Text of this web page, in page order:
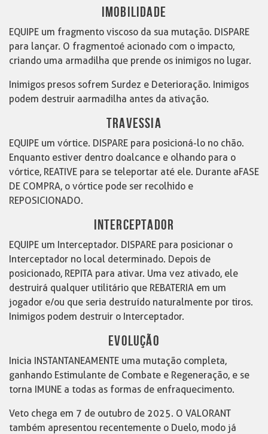
IMOBILIDADE
EQUIPE um fragmento viscoso da sua mutação. DISPARE
para lançar. O fragmentoé acionado com o impacto,
criando uma armadilha que prende os inimigos no lugar.
Inimigos presos sofrem Surdez e Deterioração. Inimigos
podem destruir aarmadilha antes da ativação.
TRAVESSIA
EQUIPE um vórtice. DISPARE para posicioná-lo no chão.
Enquanto estiver dentro doalcance e olhando para o
vórtice, REATIVE para se teleportar até ele. Durante aFASE
DE COMPRA, o vórtice pode ser recolhido e
REPOSICIONADO.
INTERCEPTADOR
EQUIPE um Interceptador. DISPARE para posicionar o
Interceptador no local determinado. Depois de
posicionado, REPITA para ativar. Uma vez ativado, ele
destruirá qualquer utilitário que REBATERIA em um
jogador e/ou que seria destruído naturalmente por tiros.
Inimigos podem destruir o Interceptador.
EVOLUÇÃO
Inicia INSTANTANEAMENTE uma mutação completa,
ganhando Estimulante de Combate e Regeneração, e se
torna IMUNE a todas as formas de enfraquecimento.
Veto chega em 7 de outubro de 2025. O VALORANT
também apresentou recentemente o Duelo, modo já